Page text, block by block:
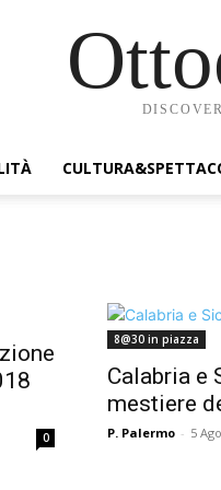
0
8@30 in piazza
Calabria e
mestiere
P. Palermo - 5